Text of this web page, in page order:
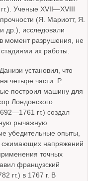
Ученые XVII—XVIII
(Я. Мариотт, Я.
др.), исследовали
в момент разрушения, не
их работы.
установил, что
четыре части. Р.
построил машину для
Лондонского
гг.) создал
рычажную
убедительные опыты,
сжимающих напряжений
точных
французский
гг.) в 1767 г. В